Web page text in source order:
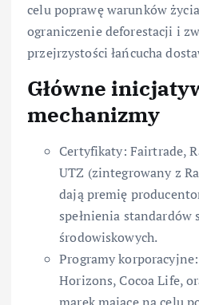
celu poprawę warunków
ograniczenie deforestacji i
przejrzystości łańcucha
Główne
mechanizmy
Certyfikaty: Fairtrade,
UTZ (zintegrowany z
dają premię
spełnienia standardów
środowiskowych.
Programy
Horizons, Cocoa Life,